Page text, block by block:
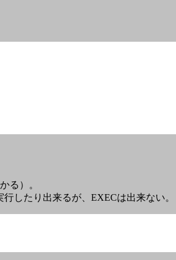
る）。
行したり出来るが、EXECは出来ない。